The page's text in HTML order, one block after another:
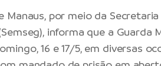
Manaus, por meio da Secretaria
informa que a Guarda
16 e 17/5, em diversas